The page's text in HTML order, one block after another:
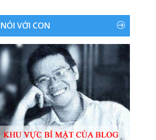
NÓI VỚI CON